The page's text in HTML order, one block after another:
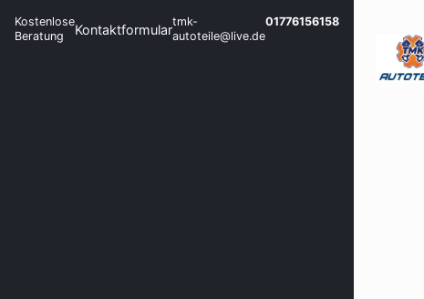
Kostenlose
Beratung
Kontaktformulartmk-
autoteile@live.de
01776156158